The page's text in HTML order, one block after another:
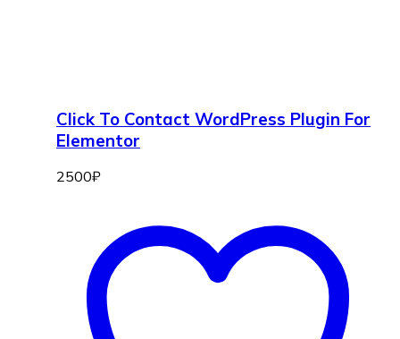
Click To Contact WordPress Plugin For
Elementor
2500₽